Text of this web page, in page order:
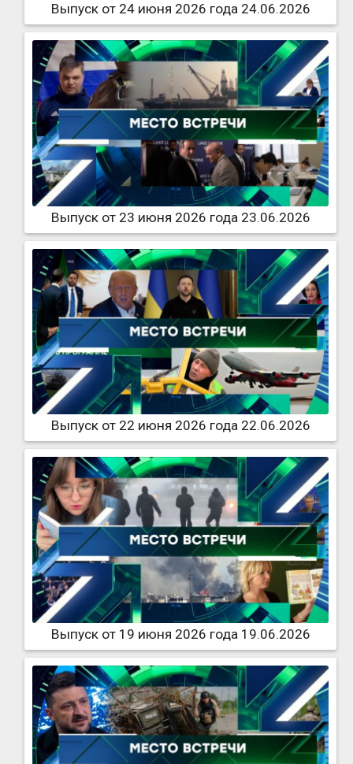
Выпуск от 24 июня 2026 года 24.06.2026
Выпуск от 23 июня 2026 года 23.06.2026
Выпуск от 22 июня 2026 года 22.06.2026
Выпуск от 19 июня 2026 года 19.06.2026